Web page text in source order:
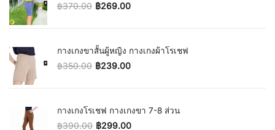
฿370.00
Original price was: ฿370.00.
฿269.00
Current price is: ฿269.00.
กางเกงขาสั้นผู้หญิง กางเกงผ้าโรเชฟ
฿350.00
Original price was: ฿350.00.
฿239.00
Current price is: ฿239.00.
กางเกงโรเชฟ กางเกงขา 7-8 ส่วน
฿390.00 ฿299.00